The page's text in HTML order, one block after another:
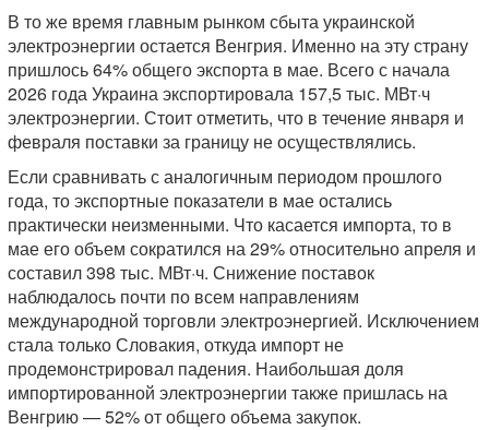
В то же время главным рынком сбыта украинской
электроэнергии остается Венгрия. Именно на эту страну
пришлось 64% общего экспорта в мае. Всего с начала
2026 года Украина экспортировала 157,5 тыс. МВт·ч
электроэнергии. Стоит отметить, что в течение января и
февраля поставки за границу не осуществлялись.
Если сравнивать с аналогичным периодом прошлого
года, то экспортные показатели в мае остались
практически неизменными. Что касается импорта, то в
мае его объем сократился на 29% относительно апреля и
составил 398 тыс. МВт·ч. Снижение поставок
наблюдалось почти по всем направлениям
международной торговли электроэнергией. Исключением
стала только Словакия, откуда импорт не
продемонстрировал падения. Наибольшая доля
импортированной электроэнергии также пришлась на
Венгрию — 52% от общего объема закупок.